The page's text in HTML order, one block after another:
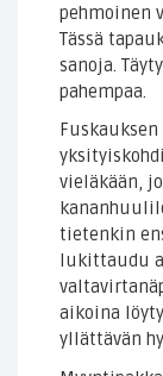
pehmoinen
Tässä
sanoja.
pahempaa.
vieläkään,
tietenkin
lukittaudu
aikoina
yllättävän